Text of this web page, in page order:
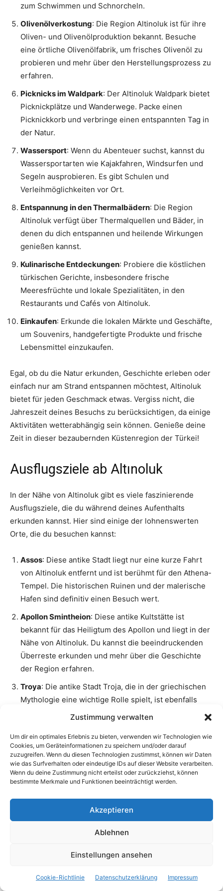
Zustimmung verwalten
Um dir ein optimales Erlebnis zu bieten, verwenden wir Technologien wie
Cookies, um Geräteinformationen zu speichern und/oder darauf
zuzugreifen. Wenn du diesen Technologien zustimmst, können wir Daten
wie das Surfverhalten oder eindeutige IDs auf dieser Website verarbeiten.
Wenn du deine Zustimmung nicht erteilst oder zurückziehst, können
bestimmte Merkmale und Funktionen beeinträchtigt werden.
Akzeptieren
Ablehnen
Einstellungen ansehen
Cookie-Richtlinie Datenschutzerklärung Impressum
zum Schwimmen und Schnorcheln.
Olivenölverkostung: Die Region Altinoluk ist für ihre
Oliven- und Olivenölproduktion bekannt. Besuche
eine örtliche Olivenölfabrik, um frisches Olivenöl zu
probieren und mehr über den Herstellungsprozess zu
erfahren.
Picknicks im Waldpark: Der Altinoluk Waldpark bietet
Picknickplätze und Wanderwege. Packe einen
Picknickkorb und verbringe einen entspannten Tag in
der Natur.
Wassersport: Wenn du Abenteuer suchst, kannst du
Wassersportarten wie Kajakfahren, Windsurfen und
Segeln ausprobieren. Es gibt Schulen und
Verleihmöglichkeiten vor Ort.
Entspannung in den Thermalbädern: Die Region
Altinoluk verfügt über Thermalquellen und Bäder, in
denen du dich entspannen und heilende Wirkungen
genießen kannst.
Kulinarische Entdeckungen: Probiere die köstlichen
türkischen Gerichte, insbesondere frische
Meeresfrüchte und lokale Spezialitäten, in den
Restaurants und Cafés von Altinoluk.
Einkaufen: Erkunde die lokalen Märkte und Geschäfte,
um Souvenirs, handgefertigte Produkte und frische
Lebensmittel einzukaufen.
Egal, ob du die Natur erkunden, Geschichte erleben oder
einfach nur am Strand entspannen möchtest, Altinoluk
bietet für jeden Geschmack etwas. Vergiss nicht, die
Jahreszeit deines Besuchs zu berücksichtigen, da einige
Aktivitäten wetterabhängig sein können. Genieße deine
Zeit in dieser bezaubernden Küstenregion der Türkei!
Ausflugsziele ab Altınoluk
In der Nähe von Altinoluk gibt es viele faszinierende
Ausflugsziele, die du während deines Aufenthalts
erkunden kannst. Hier sind einige der lohnenswerten
Orte, die du besuchen kannst:
Assos: Diese antike Stadt liegt nur eine kurze Fahrt
von Altinoluk entfernt und ist berühmt für den Athena-
Tempel. Die historischen Ruinen und der malerische
Hafen sind definitiv einen Besuch wert.
Apollon Smintheion: Diese antike Kultstätte ist
bekannt für das Heiligtum des Apollon und liegt in der
Nähe von Altinoluk. Du kannst die beeindruckenden
Überreste erkunden und mehr über die Geschichte
der Region erfahren.
Troya: Die antike Stadt Troja, die in der griechischen
Mythologie eine wichtige Rolle spielt, ist ebenfalls
nicht weit von Altinoluk entfernt. Besuche die
über diese faszinierende Geschichte zu erfahren.
Ayvalık: Diese charmante Küstenstadt liegt in der
Nähe von Altinoluk und ist bekannt für ihre
traditionelle Architektur und ihre engen Gassen.
probiere die örtlichen Meeresfrüchtegerichte.
bietet zahlreiche Wanderwege und atemberaubende
reiche Tierwelt.